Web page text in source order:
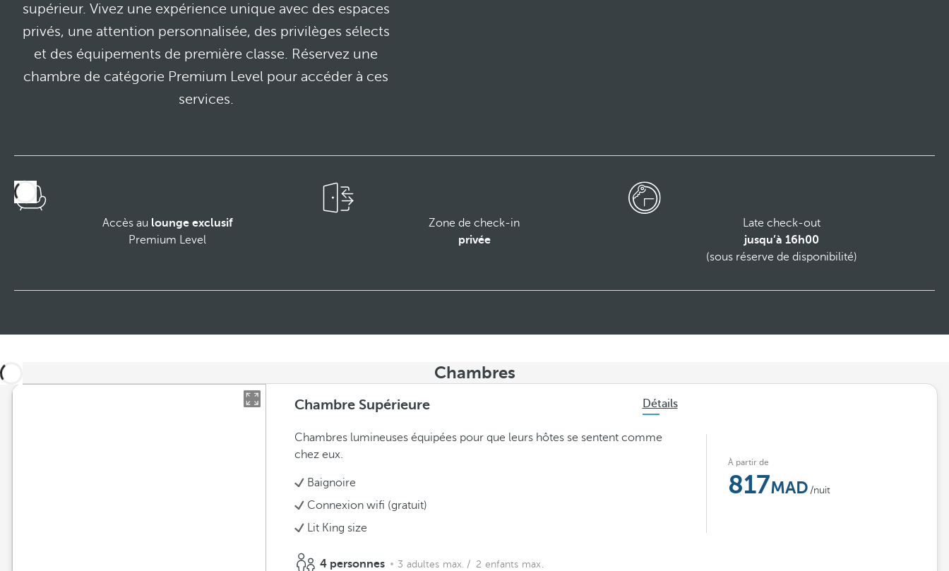
supérieur. Vivez une expérience unique avec des espaces
privés, une attention personnalisée, des privilèges sélects
et des équipements de première classe. Réservez une
chambre de catégorie Premium Level pour accéder à ces
services.
Accès au lounge exclusif
Premium Level
Zone de check-in
privée
Late check-out
jusqu’à 16h00
(sous réserve de disponibilité)
Chambres
Chambre Supérieure Détails
Chambres lumineuses équipées pour que leurs hôtes se sentent comme
chez eux.
Baignoire
Connexion wifi (gratuit)
Lit King size
4 personnes 3 adultes max. / 2 enfants max.
À partir de
817 /nuit